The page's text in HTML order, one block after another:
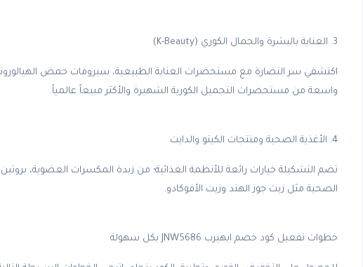
3. العناية بالبشرة والجمال الكوري (K-Beauty)
اكتشفي سر النضارة مع مستحضرات العناية الطبيعية، سيرومات حمض
واسعة من مستحضرات التجميل الكورية الشهيرة والأكثر مبيعاً عالمياً.
4. الأغذية الصحية ومنتجات الكيتو والدايت
تضم التشكيلة خيارات رائعة للأنظمة الغذائية؛ من زبدة المكسرات العضوية،
الصحية مثل زيت جوز الهند وزيت الأفوكادو.
خطوات تفعيل كود خصم ايهيرب JNW5686 بكل سهولة